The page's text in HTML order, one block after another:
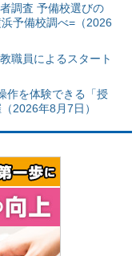
調査 予備校選びの
予備校調べ=（2026
職員によるスタート
作を体験できる「授
2026年8月7日）